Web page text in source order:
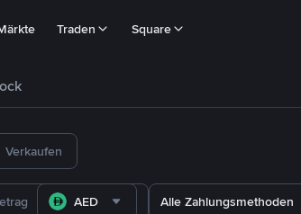
Traden Square
Verkaufen
AED Alle Zahlungsmethoden